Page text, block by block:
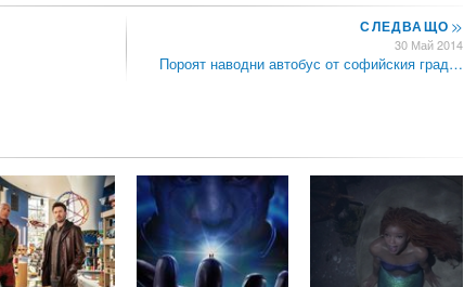
СЛЕДВАЩО>>
30 Май 2014
Пороят наводни автобус от софийския град…